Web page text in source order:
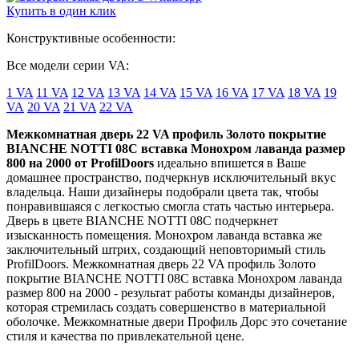
Купить в один клик
Конструктивные особенности:
Все модели серии VA:
1 VA 11 VA 12 VA 13 VA 14 VA 15 VA 16 VA 17 VA 18 VA 19
VA 20 VA 21 VA 22 VA
Межкомнатная дверь 22 VA профиль Золото покрытие
BIANCHE NOTTI 08C вставка Монохром лаванда размер
800 на 2000 от ProfilDoors идеально впишется в Ваше
домашнее пространство, подчеркнув исключительный вкус
владельца. Наши дизайнеры подобрали цвета так, чтобы
понравившаяся с легкостью смогла стать частью интерьера.
Дверь в цвете BIANCHE NOTTI 08C подчеркнет
изысканность помещения. Монохром лаванда вставка же
заключительный штрих, создающий неповторимый стиль
ProfilDoors. Межкомнатная дверь 22 VA профиль Золото
покрытие BIANCHE NOTTI 08C вставка Монохром лаванда
размер 800 на 2000 - результат работы команды дизайнеров,
которая стремилась создать совершенство в материальной
оболочке. Межкомнатные двери Профиль Дорс это сочетание
стиля и качества по привлекательной цене.